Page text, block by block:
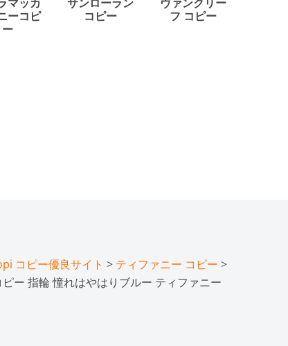
マッカ
ーコピ
ー
サンローラン
コピー
ヴァンクリー
フ コピー
コピー優良サイト > ティファニー コピー >
ー ​指輪 憧れはやはりブルー ティファニー